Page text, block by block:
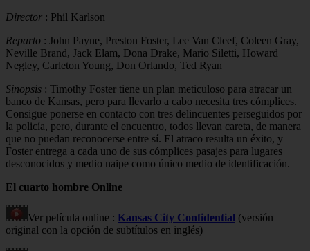
Director : Phil Karlson
Reparto : John Payne, Preston Foster, Lee Van Cleef, Coleen Gray,
Neville Brand, Jack Elam, Dona Drake, Mario Siletti, Howard
Negley, Carleton Young, Don Orlando, Ted Ryan
Sinopsis : Timothy Foster tiene un plan meticuloso para atracar un
banco de Kansas, pero para llevarlo a cabo necesita tres cómplices.
Consigue ponerse en contacto con tres delincuentes perseguidos por
la policía, pero, durante el encuentro, todos llevan careta, de manera
que no puedan reconocerse entre sí. El atraco resulta un éxito, y
Foster entrega a cada uno de sus cómplices pasajes para lugares
desconocidos y medio naipe como único medio de identificación.
El cuarto hombre Online
Ver película online : Kansas City Confidential (versión
original con la opción de subtítulos en inglés)